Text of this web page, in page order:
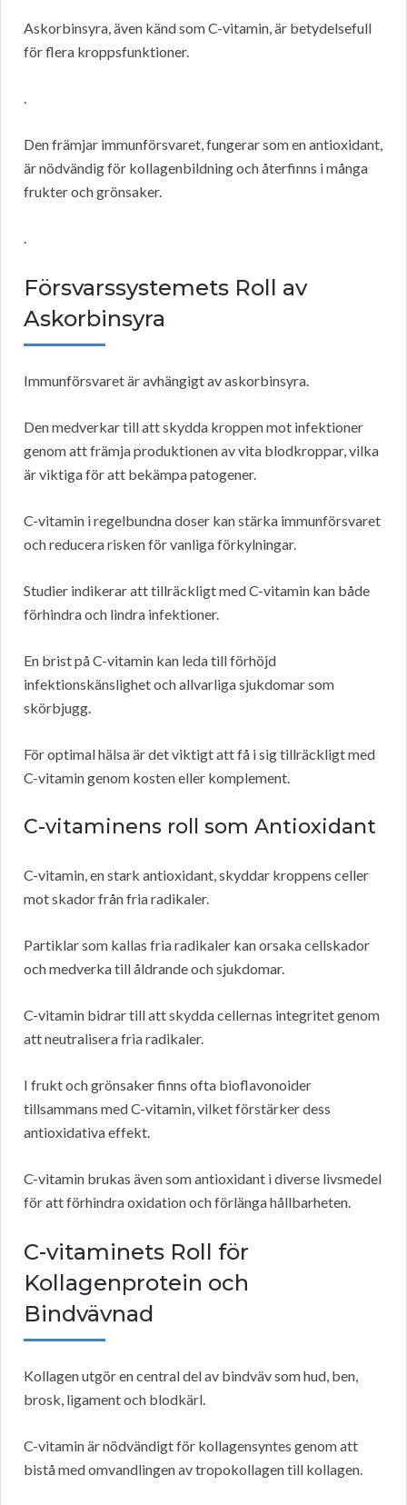
Askorbinsyra, även känd som C-vitamin, är betydelsefull
för flera kroppsfunktioner.
.
Den främjar immunförsvaret, fungerar som en antioxidant,
är nödvändig för kollagenbildning och återfinns i många
frukter och grönsaker.
.
Försvarssystemets Roll av
Askorbinsyra
Immunförsvaret är avhängigt av askorbinsyra.
Den medverkar till att skydda kroppen mot infektioner
genom att främja produktionen av vita blodkroppar, vilka
är viktiga för att bekämpa patogener.
C-vitamin i regelbundna doser kan stärka immunförsvaret
och reducera risken för vanliga förkylningar.
Studier indikerar att tillräckligt med C-vitamin kan både
förhindra och lindra infektioner.
En brist på C-vitamin kan leda till förhöjd
infektionskänslighet och allvarliga sjukdomar som
skörbjugg.
För optimal hälsa är det viktigt att få i sig tillräckligt med
C-vitamin genom kosten eller komplement.
C-vitaminens roll som Antioxidant
C-vitamin, en stark antioxidant, skyddar kroppens celler
mot skador från fria radikaler.
Partiklar som kallas fria radikaler kan orsaka cellskador
och medverka till åldrande och sjukdomar.
C-vitamin bidrar till att skydda cellernas integritet genom
att neutralisera fria radikaler.
I frukt och grönsaker finns ofta bioflavonoider
tillsammans med C-vitamin, vilket förstärker dess
antioxidativa effekt.
C-vitamin brukas även som antioxidant i diverse livsmedel
för att förhindra oxidation och förlänga hållbarheten.
C-vitaminets Roll för
Kollagenprotein och
Bindvävnad
Kollagen utgör en central del av bindväv som hud, ben,
brosk, ligament och blodkärl.
C-vitamin är nödvändigt för kollagensyntes genom att
bistå med omvandlingen av tropokollagen till kollagen.